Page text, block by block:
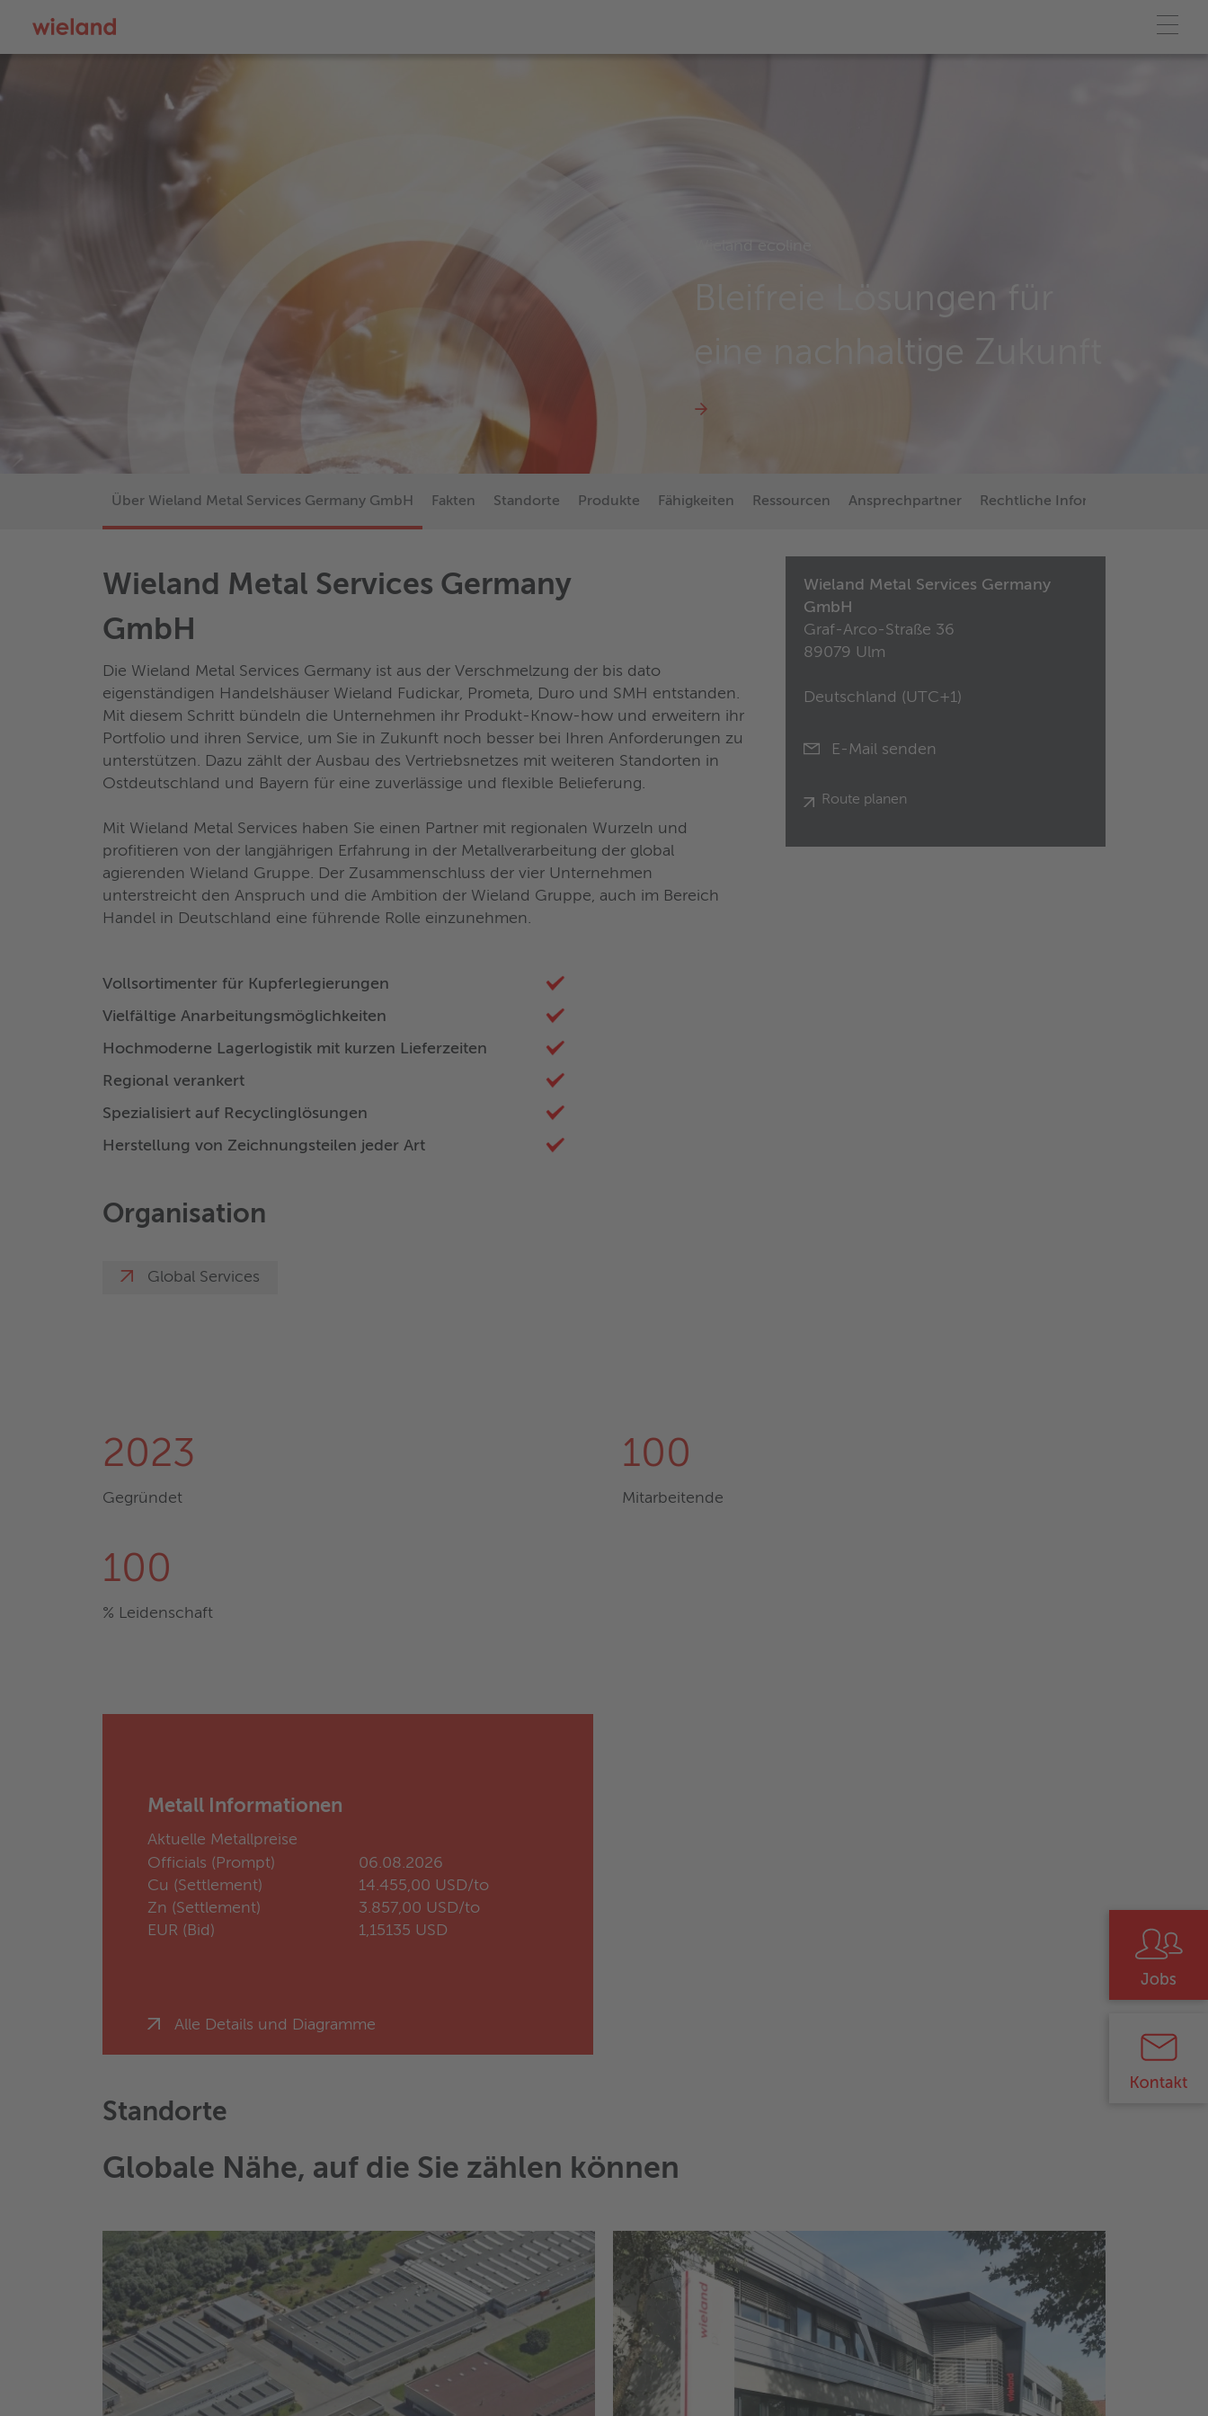
Bleifreie Lösungen für
eine nachhaltige Zukunft
Über Wieland Metal Services Germany GmbH Fakten Standorte Produkte Fähigkeiten Ressourcen Ansprechpartner Rechtliche Informationen
Wieland Metal Services Germany
GmbH
Die Wieland Metal Services Germany ist aus der Verschmelzung der bis dato
eigenständigen Handelshäuser Wieland Fudickar, Prometa, Duro und SMH entstanden.
Mit diesem Schritt bündeln die Unternehmen ihr Produkt-Know-how und erweitern ihr
Portfolio und ihren Service, um Sie in Zukunft noch besser bei Ihren Anforderungen zu
unterstützen. Dazu zählt der Ausbau des Vertriebsnetzes mit weiteren Standorten in
Ostdeutschland und Bayern für eine zuverlässige und flexible Belieferung.
Mit Wieland Metal Services haben Sie einen Partner mit regionalen Wurzeln und
profitieren von der langjährigen Erfahrung in der Metallverarbeitung der global
agierenden Wieland Gruppe. Der Zusammenschluss der vier Unternehmen
unterstreicht den Anspruch und die Ambition der Wieland Gruppe, auch im Bereich
Handel in Deutschland eine führende Rolle einzunehmen.
Vollsortimenter für Kupferlegierungen
Vielfältige Anarbeitungsmöglichkeiten
Hochmoderne Lagerlogistik mit kurzen Lieferzeiten
Regional verankert
Spezialisiert auf Recyclinglösungen
Herstellung von Zeichnungsteilen jeder Art
Organisation
Global Services
Wieland Metal Services Germany
GmbH
Graf-Arco-Straße 36
89079 Ulm
Deutschland (UTC+1)
E-Mail senden
Route planen
2023
Gegründet
100
Mitarbeitende
100
% Leidenschaft
Metall Informationen
Aktuelle Metallpreise
Officials (Prompt)
06.08.2026
Cu (Settlement)
14.455,00 USD/to
Zn (Settlement)
3.857,00 USD/to
EUR (Bid)
1,15135 USD
Alle Details und Diagramme
Standorte
Globale Nähe, auf die Sie zählen können